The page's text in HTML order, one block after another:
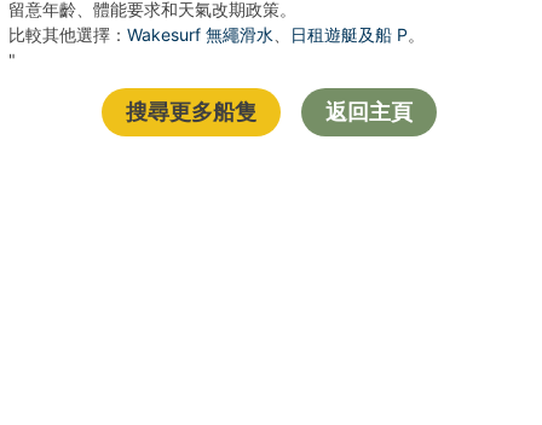
留意年齡、體能要求和天氣改期政策。
比較其他選擇： Wakesurf 無繩滑水 日租遊艇及船 P。
"
搜尋更多船隻 返回主頁